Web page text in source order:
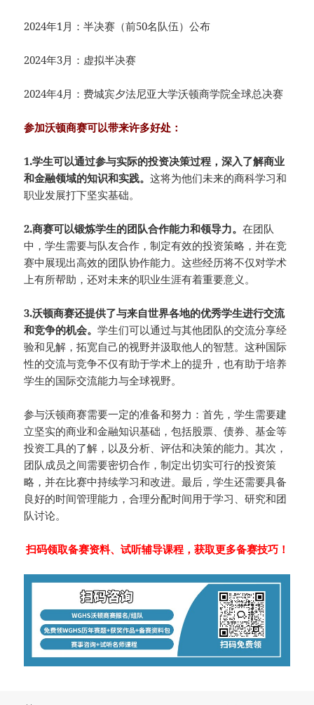
2024年1月：半决赛（前50名队伍）公布
2024年3月：虚拟半决赛
2024年4月：费城宾夕法尼亚大学沃顿商学院全球总决赛
参加沃顿商赛可以带来许多好处：
1.学生可以通过参与实际的投资决策过程，深入了解商业
和金融领域的知识和实践。这将为他们未来的商科学习和
职业发展打下坚实基础。
2.商赛可以锻炼学生的团队合作能力和领导力。在团队
中，学生需要与队友合作，制定有效的投资策略，并在竞
赛中展现出高效的团队协作能力。这些经历将不仅对学术
上有所帮助，还对未来的职业生涯有着重要意义。
3.沃顿商赛还提供了与来自世界各地的优秀学生进行交流
和竞争的机会。学生们可以通过与其他团队的交流分享经
验和见解，拓宽自己的视野并汲取他人的智慧。这种国际
性的交流与竞争不仅有助于学术上的提升，也有助于培养
学生的国际交流能力与全球视野。
参与沃顿商赛需要一定的准备和努力：首先，学生需要建
立坚实的商业和金融知识基础，包括股票、债券、基金等
投资工具的了解，以及分析、评估和决策的能力。其次，
团队成员之间需要密切合作，制定出切实可行的投资策
略，并在比赛中持续学习和改进。最后，学生还需要具备
良好的时间管理能力，合理分配时间用于学习、研究和团
队讨论。
扫码领取备赛资料、试听辅导课程，获取更多备赛技巧！